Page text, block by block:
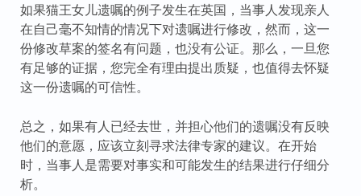
如果猫王女儿遗嘱的例子发生在英国，当事人发现亲人
在自己毫不知情的情况下对遗嘱进行修改，然而，这一
份修改草案的签名有问题，也没有公证。那么，一旦您
有足够的证据，您完全有理由提出质疑，也值得去怀疑
这一份遗嘱的可信性。
总之，如果有人已经去世，并担心他们的遗嘱没有反映
他们的意愿，应该立刻寻求法律专家的建议。在开始
时，当事人是需要对事实和可能发生的结果进行仔细分
析。